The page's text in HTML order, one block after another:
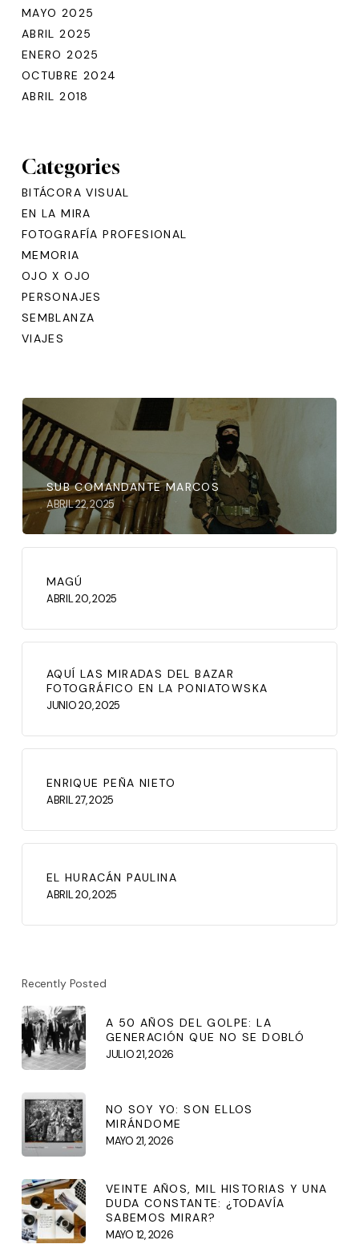
MAYO 2025
ABRIL 2025
ENERO 2025
OCTUBRE 2024
ABRIL 2018
Categories
BITÁCORA VISUAL
EN LA MIRA
FOTOGRAFÍA PROFESIONAL
MEMORIA
OJO X OJO
PERSONAJES
SEMBLANZA
VIAJES
SUB COMANDANTE MARCOS
ABRIL 22, 2025
MAGÚ
ABRIL 20, 2025
AQUÍ LAS MIRADAS DEL BAZAR
FOTOGRÁFICO EN LA PONIATOWSKA
JUNIO 20, 2025
ENRIQUE PEÑA NIETO
ABRIL 27, 2025
EL HURACÁN PAULINA
ABRIL 20, 2025
Recently Posted
A 50 AÑOS DEL GOLPE: LA
GENERACIÓN QUE NO SE DOBLÓ
JULIO 21, 2026
NO SOY YO: SON ELLOS
MIRÁNDOME
MAYO 21, 2026
VEINTE AÑOS, MIL HISTORIAS Y UNA
DUDA CONSTANTE: ¿TODAVÍA
SABEMOS MIRAR?
MAYO 12, 2026